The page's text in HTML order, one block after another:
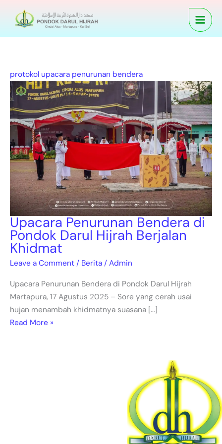
protokol upacara penurunan bendera
Upacara Penurunan Bendera di
Pondok Darul Hijrah Berjalan
Khidmat
Leave a Comment / Berita / Admin
Upacara Penurunan Bendera di Pondok Darul Hijrah
Martapura, 17 Agustus 2025 – Sore yang cerah usai
hujan menambah khidmatnya suasana […]
Penurunan
Darul
Hijrah
Berjalan
Khidmat
Read More »